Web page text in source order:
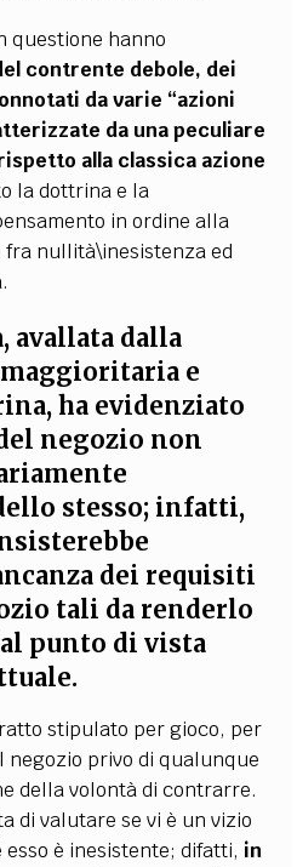
questione hanno
contrente debole, dei
da varie “azioni
da una peculiare
alla classica azione
la dottrina e la
in ordine alla
nullità\inesistenza ed
avallata dalla
e
ha evidenziato
negozio non
stesso; infatti,
dei requisiti
tali da renderlo
punto di vista
stipulato per gioco, per
negozio privo di qualunque
della volontà di contrarre.
di valutare se vi è un vizio
è inesistente; difatti, in